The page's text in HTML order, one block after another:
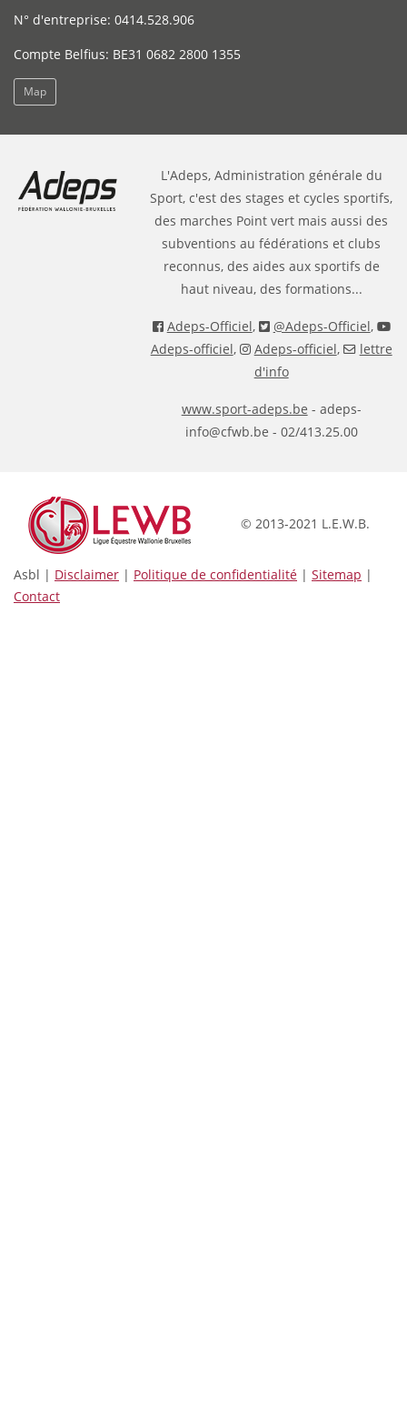
N° d'entreprise: 0414.528.906
Compte Belfius: BE31 0682 2800 1355
Map
L'Adeps, Administration générale du
Sport, c'est des stages et cycles sportifs,
des marches Point vert mais aussi des
subventions au fédérations et clubs
reconnus, des aides aux sportifs de
haut niveau, des formations...
Adeps-Officiel, @Adeps-Officiel,
Adeps-officiel, Adeps-officiel,
lettre
d'info
www.sport-adeps.be - adeps-
info@cfwb.be - 02/413.25.00
© 2013-2021 L.E.W.B.
Asbl | Disclaimer | Politique de confidentialité | Sitemap |
Contact